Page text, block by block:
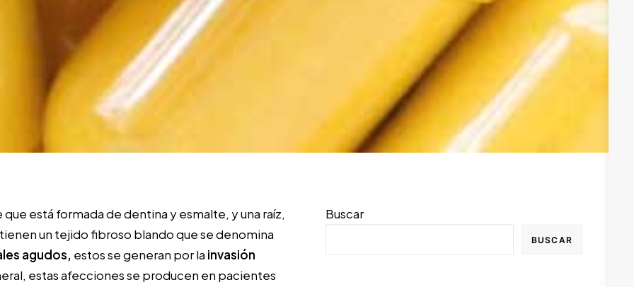
que está formada de dentina y esmalte, y una raíz,
un tejido fibroso blando que se denomina
agudos, estos se generan por la invasión
estas afecciones se producen en pacientes
Buscar
BUSCAR